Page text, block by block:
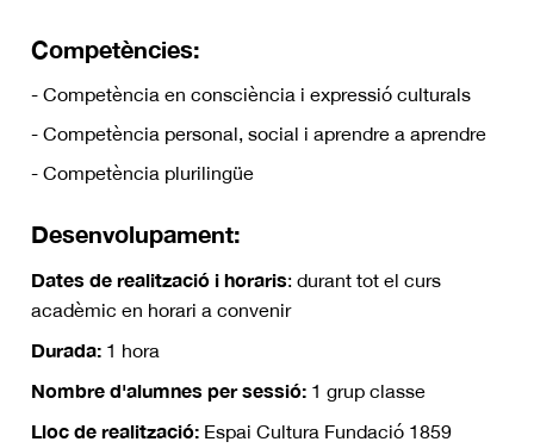
Competències:
- Competència en consciència i expressió culturals
- Competència personal, social i aprendre a aprendre
- Competència plurilingüe
Desenvolupament:
Dates de realització i horaris: durant tot el curs
acadèmic en horari a convenir
Durada: 1 hora
Nombre d'alumnes per sessió: 1 grup classe
Lloc de realització: Espai Cultura Fundació 1859